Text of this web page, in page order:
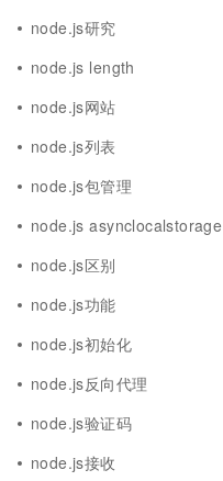
node.js研究
node.js length
node.js网站
node.js列表
node.js包管理
node.js asynclocalstorage
node.js区别
node.js功能
node.js初始化
node.js反向代理
node.js验证码
node.js接收